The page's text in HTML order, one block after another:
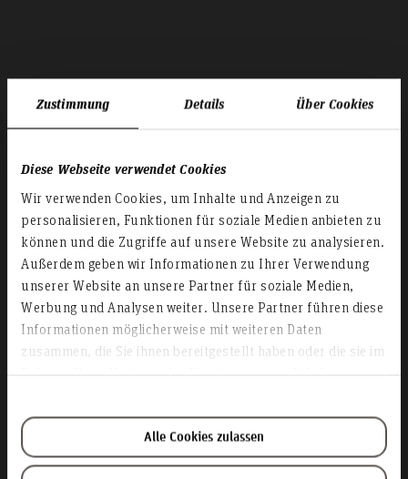
Zustimmung Details Über Cookies
Diese Webseite verwendet Cookies
Wir verwenden Cookies, um Inhalte und Anzeigen zu
personalisieren, Funktionen für soziale Medien anbieten zu
können und die Zugriffe auf unsere Website zu analysieren.
Außerdem geben wir Informationen zu Ihrer Verwendung
unserer Website an unsere Partner für soziale Medien,
Werbung und Analysen weiter. Unsere Partner führen diese
Informationen möglicherweise mit weiteren Daten
zusammen, die Sie ihnen bereitgestellt haben oder die sie im
Alle Cookies zulassen
D3- Akademische
Angelegenheiten